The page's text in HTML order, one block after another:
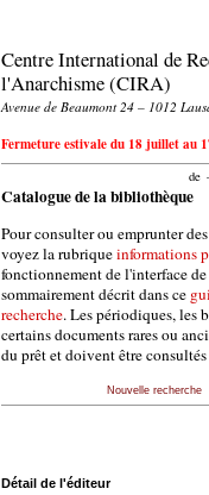
Centre International de
l'Anarchisme (CIRA)
Avenue de Beaumont 24 – 1012
Fermeture estivale du 18 juillet au
de
Catalogue de la bibliothèque
Pour consulter ou emprunter
voyez la rubriqueinformations
fonctionnement de l'interface de
sommairement décrit dans ce
recherche. Les périodiques, les
certains documents rares ou
du prêt et doivent être
Nouvelle recherche
Détail de l'éditeur